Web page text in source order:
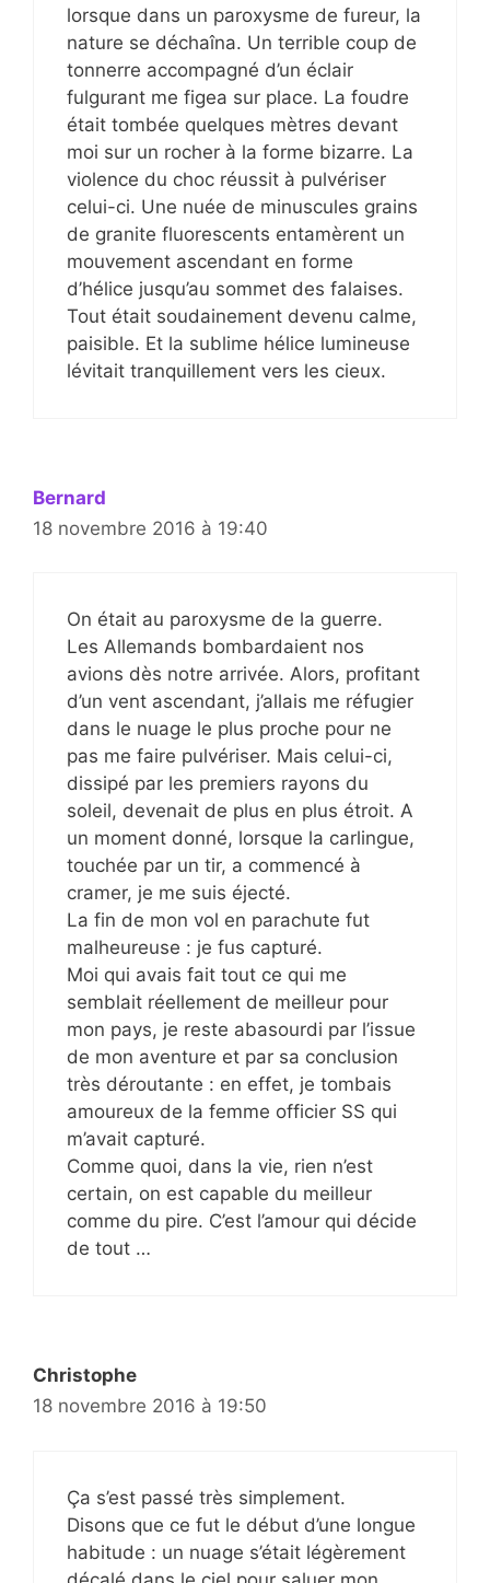
lorsque dans un paroxysme de fureur, la
nature se déchaîna. Un terrible coup de
tonnerre accompagné d’un éclair
fulgurant me figea sur place. La foudre
était tombée quelques mètres devant
moi sur un rocher à la forme bizarre. La
violence du choc réussit à pulvériser
celui-ci. Une nuée de minuscules grains
de granite fluorescents entamèrent un
mouvement ascendant en forme
d’hélice jusqu’au sommet des falaises.
Tout était soudainement devenu calme,
paisible. Et la sublime hélice lumineuse
lévitait tranquillement vers les cieux.
Bernard
18 novembre 2016 à 19:40
On était au paroxysme de la guerre.
Les Allemands bombardaient nos
avions dès notre arrivée. Alors, profitant
d’un vent ascendant, j’allais me réfugier
dans le nuage le plus proche pour ne
pas me faire pulvériser. Mais celui-ci,
dissipé par les premiers rayons du
soleil, devenait de plus en plus étroit. A
un moment donné, lorsque la carlingue,
touchée par un tir, a commencé à
cramer, je me suis éjecté.
La fin de mon vol en parachute fut
malheureuse : je fus capturé.
Moi qui avais fait tout ce qui me
semblait réellement de meilleur pour
mon pays, je reste abasourdi par l’issue
de mon aventure et par sa conclusion
très déroutante : en effet, je tombais
amoureux de la femme officier SS qui
m’avait capturé.
Comme quoi, dans la vie, rien n’est
certain, on est capable du meilleur
comme du pire. C’est l’amour qui décide
de tout …
Christophe
18 novembre 2016 à 19:50
Ça s’est passé très simplement.
Disons que ce fut le début d’une longue
habitude : un nuage s’était légèrement